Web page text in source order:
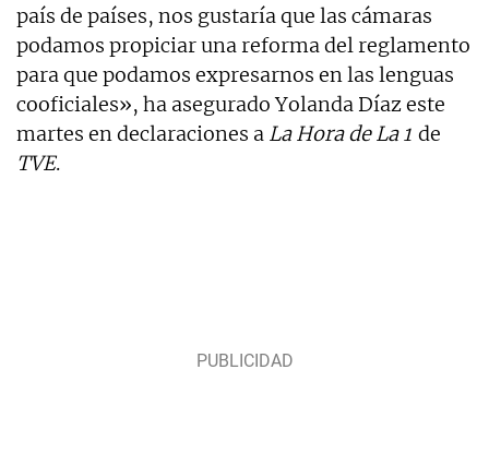
país de países, nos gustaría que las cámaras
podamos propiciar una reforma del reglamento
para que podamos expresarnos en las lenguas
cooficiales», ha asegurado Yolanda Díaz este
martes en declaraciones a La Hora de La 1 de
TVE.